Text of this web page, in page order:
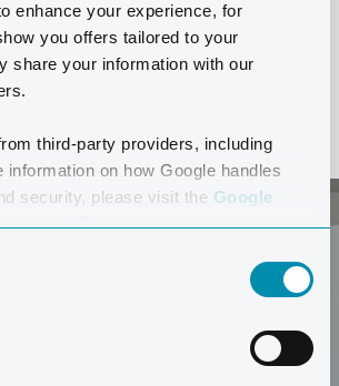
enhance your experience, for
you offers tailored to your
share your information with our
third-party providers, including
information on how Google handles
security, please visit the Google
site.
gewechselt
SIE EINE TOUR